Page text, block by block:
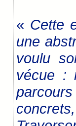
« Cette
une
voulu
vécue :